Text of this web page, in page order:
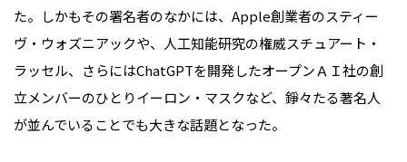
た。しかもその署名者のなかには、Apple創業者のスティー
ヴ・ウォズニアックや、人工知能研究の権威スチュアート・
ラッセル、さらにはChatGPTを開発したオープンＡＩ社の創
立メンバーのひとりイーロン・マスクなど、錚々たる著名人
が並んでいることでも大きな話題となった。